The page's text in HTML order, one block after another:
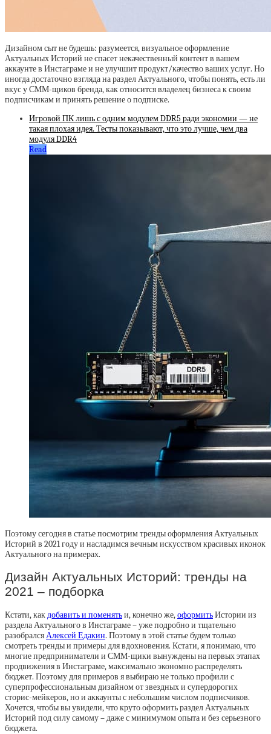
Дизайном сыт не будешь: разумеется, визуальное оформление
Актуальных Историй не спасет некачественный контент в вашем
аккаунте в Инстаграме и не улучшит продукт/качество ваших услуг. Но
иногда достаточно взгляда на раздел Актуального, чтобы понять, есть ли
вкус у СММ-щиков бренда, как относится владелец бизнеса к своим
подписчикам и принять решение о подписке.
Игровой ПК лишь с одним модулем DDR5 ради экономии — не
такая плохая идея. Тесты показывают, что это лучше, чем два
модуля DDR4
Read
Поэтому сегодня в статье посмотрим тренды оформления Актуальных
Историй в 2021 году и насладимся вечным искусством красивых иконок
Актуального на примерах.
Дизайн Актуальных Историй: тренды на
2021 – подборка
Кстати, какдобавить и поменятьи, конечно же,оформитьИстории из
раздела Актуального в Инстаграме – уже подробно и тщательно
разобралсяАлексей Едакин. Поэтому в этой статье будем только
смотреть тренды и примеры для вдохновения. Кстати, я понимаю, что
многие предприниматели и СММ-щики вынуждены на первых этапах
продвижения в Инстаграме, максимально экономно распределять
бюджет. Поэтому для примеров я выбираю не только профили с
суперпрофессиональным дизайном от звездных и супердорогих
сторис-мейкеров, но и аккаунты с небольшим числом подписчиков.
Хочется, чтобы вы увидели, что круто оформить раздел Актуальных
Историй под силу самому – даже с минимумом опыта и без серьезного
бюджета.